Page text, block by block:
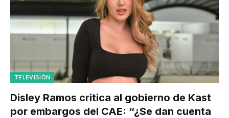
TELEVISIÓN
Disley Ramos critica al gobierno de Kast
por embargos del CAE: “¿Se dan cuenta